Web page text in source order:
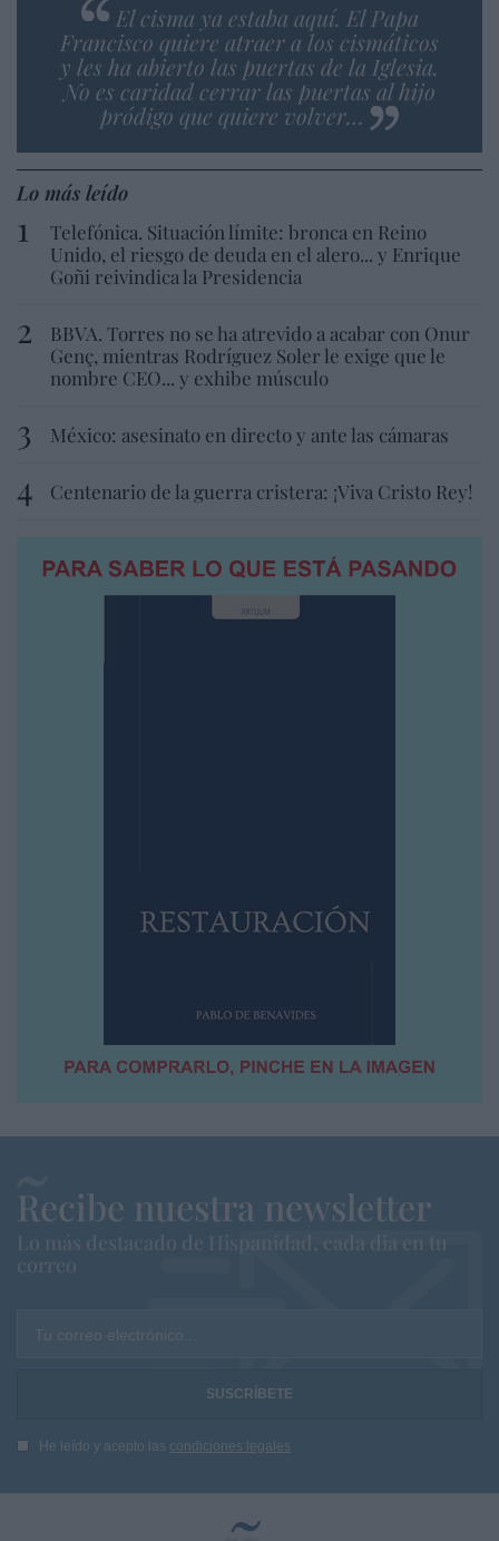
El cisma ya estaba aquí. El Papa
Francisco quiere atraer a los cismáticos
y les ha abierto las puertas de la Iglesia.
No es caridad cerrar las puertas al hijo
pródigo que quiere volver…
Lo más leído
Telefónica. Situación límite: bronca en Reino
Unido, el riesgo de deuda en el alero... y Enrique
Goñi reivindica la Presidencia
BBVA. Torres no se ha atrevido a acabar con Onur
Genç, mientras Rodríguez Soler le exige que le
nombre CEO... y exhibe músculo
México: asesinato en directo y ante las cámaras
Centenario de la guerra cristera: ¡Viva Cristo Rey!
Recibe nuestra newsletter
Lo más destacado de Hispanidad, cada dia en tu
correo
Tu correo electrónico...
He leído y acepto las condiciones legales